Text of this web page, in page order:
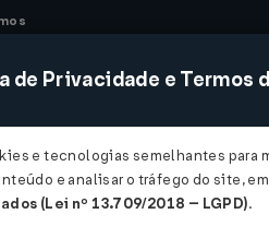
CONSULTORIA SISTEMAS
de Privacidade e Termos
e tecnologias semelhantes para
e analisar o tráfego do site,
(Lei nº 13.709/2018 – LGPD).